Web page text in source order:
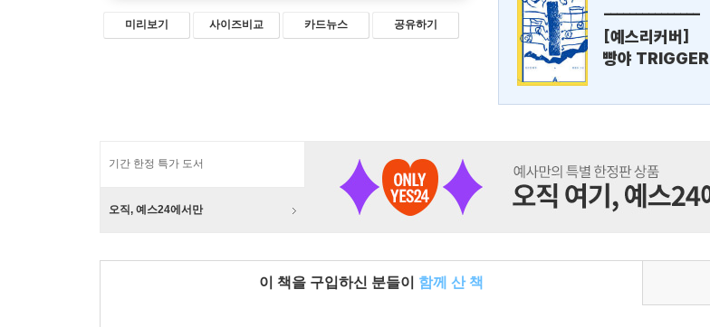
미리보기 사이즈비교 카드뉴스 공유하기
---------------
[예스리커버]
빵야 TRIGGER
기간 한정 특가 도서
오직, 예스24에서만
이 책을 구입하신 분들이 함께 산 책